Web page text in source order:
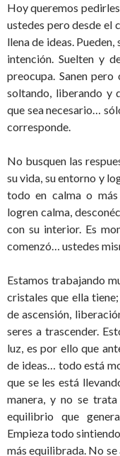
Hoy queremos pedirles
ustedes pero desde el
llena de ideas.
intención. Suelten y
preocupa. Sanen
soltando, liberando y
que sea necesario…
corresponde.
No busquen las
su vida, su entorno y
todo en calma o
logren calma,
con su interior. Es
comenzó… ustedes
Estamos trabajando
cristales que ella
de ascensión,
seres a trascender.
luz, es por ello que
de ideas… todo está
que se les está
manera, y no se
equilibrio que
Empieza todo
más equilibrada. No se